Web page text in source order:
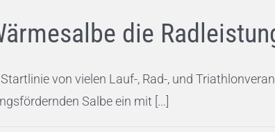
die
von vielen Lauf-, Rad-, und
Salbe ein mit [...]